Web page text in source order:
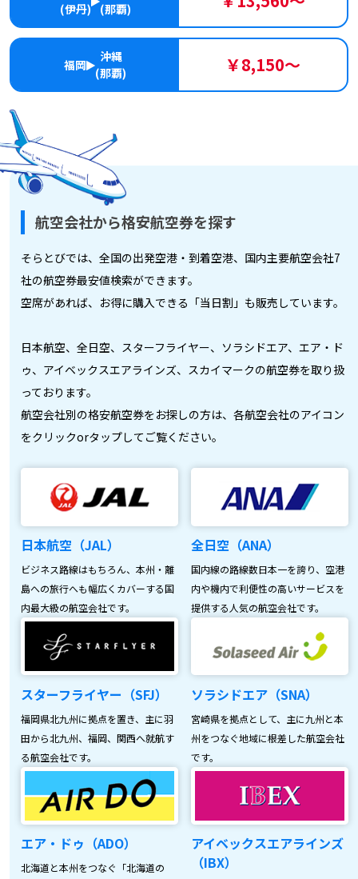
(伊丹)
(那覇)
福岡
沖縄
(那覇)
￥8,150～
航空会社から格安航空券を探す
そらとびでは、全国の出発空港・到着空港、国内主要航空会社7
社の航空券最安値検索ができます。
空席があれば、お得に購入できる「当日割」も販売しています。
日本航空、全日空、スターフライヤー、ソラシドエア、エア・ド
ゥ、アイベックスエアラインズ、スカイマークの航空券を取り扱
っております。
航空会社別の格安航空券をお探しの方は、各航空会社のアイコン
をクリックorタップしてご覧ください。
日本航空（JAL）
ビジネス路線はもちろん、本州・離
島への旅行へも幅広くカバーする国
内最大級の航空会社です。
全日空（ANA）
国内線の路線数日本一を誇り、空港
内や機内で利便性の高いサービスを
提供する人気の航空会社です。
スターフライヤー（SFJ）
福岡県北九州に拠点を置き、主に羽
田から北九州、福岡、関西へ就航す
る航空会社です。
ソラシドエア（SNA）
宮崎県を拠点として、主に九州と本
州をつなぐ地域に根差した航空会社
です。
エア・ドゥ（ADO）
北海道と本州をつなぐ「北海道の
アイベックスエアラインズ
（IBX）